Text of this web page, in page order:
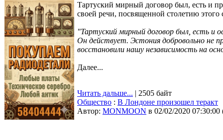
Тартуский мирный договор был, есть и
своей речи, посвященной столетию этого
"Тартуский мирный договор был, есть и
Он действует. Эстония добровольно не
восстановили нашу независимость на
Далее...
Читать дальше... | 2505 байт
Общество : В Лондоне произошел теракт
Автор: MONMOON в 02/02/2020 07:30:00